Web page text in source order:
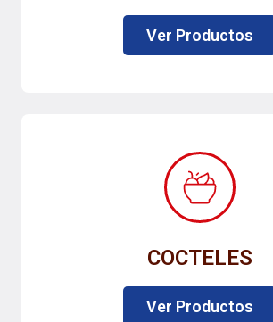
Ver Productos
COCTELES
Ver Productos